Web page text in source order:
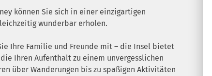
können Sie sich in einer einzigartigen
wunderbar erholen.
Ihre Familie und Freunde mit – die Insel bietet
Ihren Aufenthalt zu einem unvergesslichen
über Wanderungen bis zu spaßigen Aktivitäten